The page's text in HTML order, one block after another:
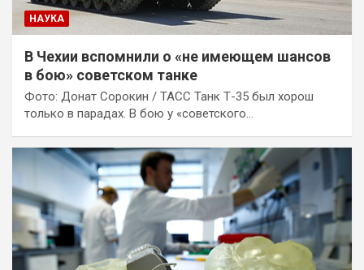
НАУКА
В Чехии вспомнили о «не имеющем шансов
в бою» советском танке
Фото: Донат Сорокин / ТАСС Танк Т-35 был хорош
только в парадах. В бою у «советского…